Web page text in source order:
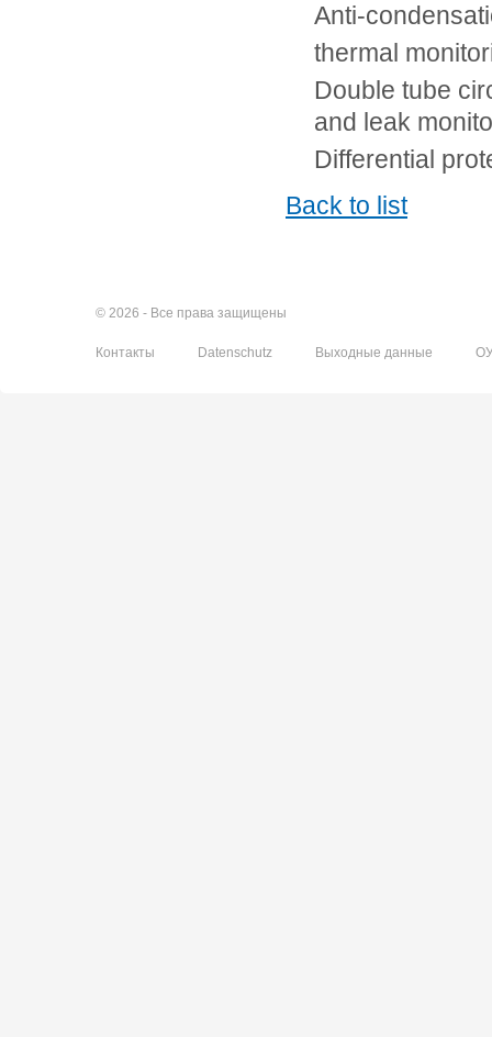
Anti-
thermal
Double tube
and leak
Differential
Back to list
© 2026 - Все права защищены
Контакты Datenschutz Выходные данные